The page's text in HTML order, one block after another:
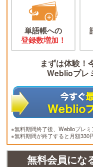
単語帳への
登録数増加！
まずは体験！
Weblioプレ
※無料期間終了後、Weblioプレミ
※無料期間が終了すると月額330
無料会員にな